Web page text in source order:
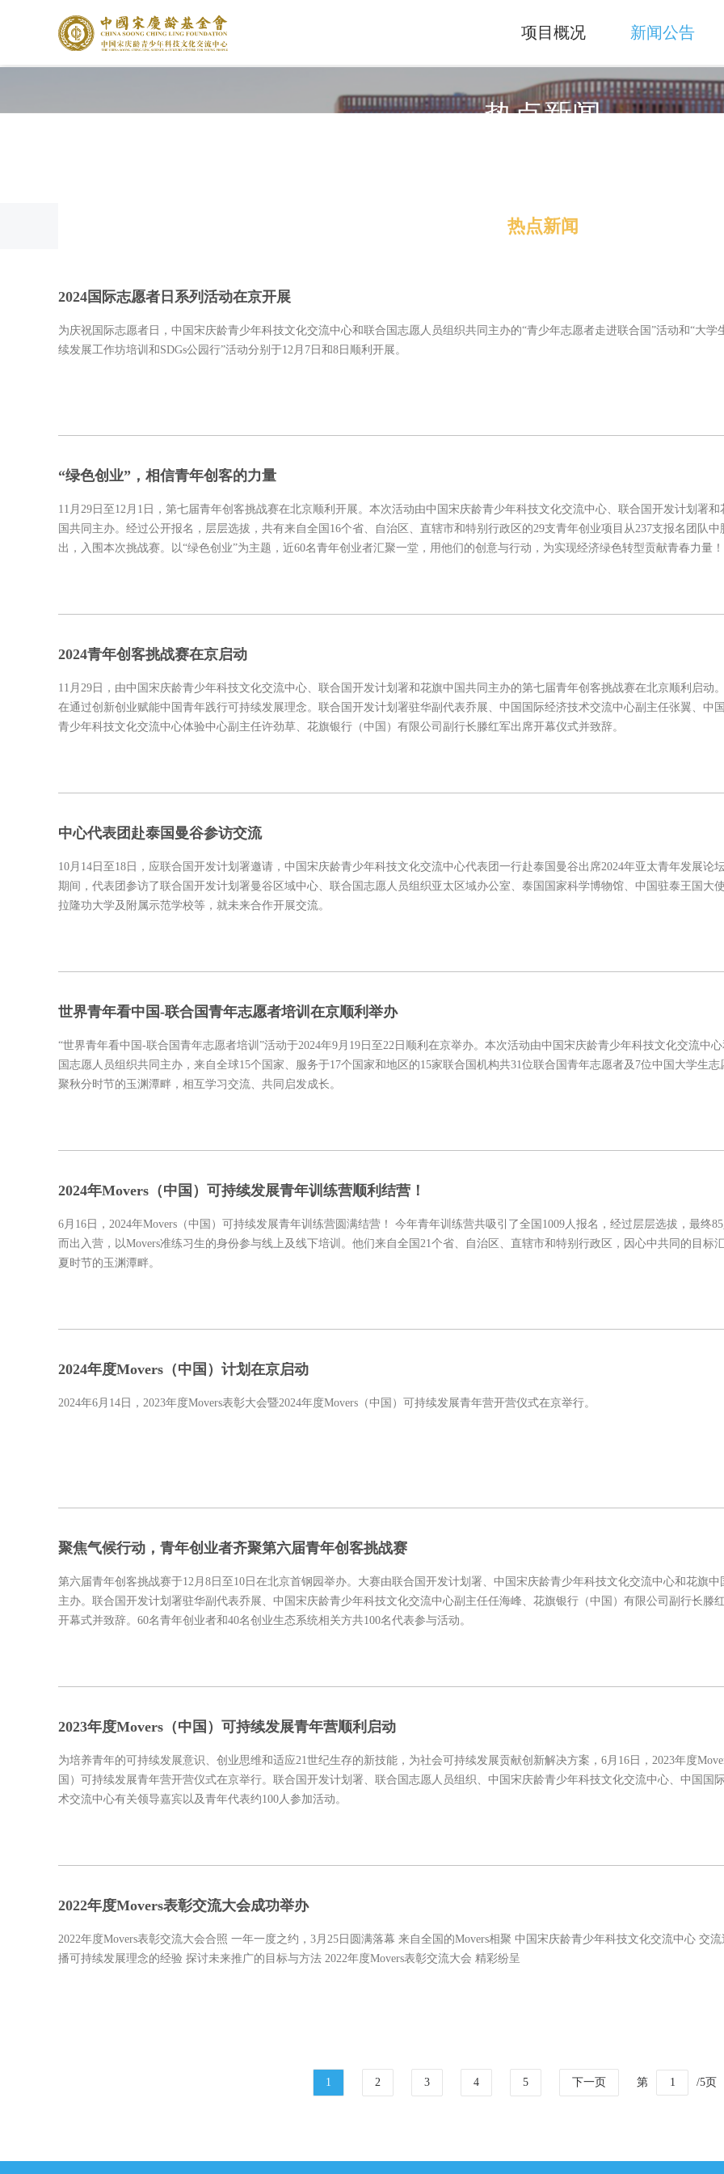
项目概况 新闻公告
热点新闻
热点新闻
2024国际志愿者日系列活动在京开展
为庆祝国际志愿者日，中国宋庆龄青少年科技文化交流中心和联合国志愿人员组织共同主办的“青少年志愿者走进联合国”活动和“大学
续发展工作坊培训和SDGs公园行”活动分别于12月7日和8日顺利开展。
“绿色创业”，相信青年创客的力量
11月29日至12月1日，第七届青年创客挑战赛在北京顺利开展。本次活动由中国宋庆龄青少年科技文化交流中心、联合国开发计划署和
国共同主办。经过公开报名，层层选拔，共有来自全国16个省、自治区、直辖市和特别行政区的29支青年创业项目从237支报名团队中
出，入围本次挑战赛。以“绿色创业”为主题，近60名青年创业者汇聚一堂，用他们的创意与行动，为实现经济绿色转型贡献青春力量！
2024青年创客挑战赛在京启动
11月29日，由中国宋庆龄青少年科技文化交流中心、联合国开发计划署和花旗中国共同主办的第七届青年创客挑战赛在北京顺利启动
在通过创新创业赋能中国青年践行可持续发展理念。联合国开发计划署驻华副代表乔展、中国国际经济技术交流中心副主任张翼、中
青少年科技文化交流中心体验中心副主任许劲草、花旗银行（中国）有限公司副行长滕红军出席开幕仪式并致辞。
中心代表团赴泰国曼谷参访交流
10月14日至18日，应联合国开发计划署邀请，中国宋庆龄青少年科技文化交流中心代表团一行赴泰国曼谷出席2024年亚太青年发展论
期间，代表团参访了联合国开发计划署曼谷区域中心、联合国志愿人员组织亚太区域办公室、泰国国家科学博物馆、中国驻泰王国大
拉隆功大学及附属示范学校等，就未来合作开展交流。
世界青年看中国-联合国青年志愿者培训在京顺利举办
“世界青年看中国-联合国青年志愿者培训”活动于2024年9月19日至22日顺利在京举办。本次活动由中国宋庆龄青少年科技文化交流中
国志愿人员组织共同主办，来自全球15个国家、服务于17个国家和地区的15家联合国机构共31位联合国青年志愿者及7位中国大学生志
聚秋分时节的玉渊潭畔，相互学习交流、共同启发成长。
2024年Movers（中国）可持续发展青年训练营顺利结营！
6月16日，2024年Movers（中国）可持续发展青年训练营圆满结营！ 今年青年训练营共吸引了全国1009人报名，经过层层选拔，最终85人脱颖
而出入营，以Movers准练习生的身份参与线上及线下培训。他们来自全国21个省、自治区、直辖市和特别行政区，因心中共同的目标
夏时节的玉渊潭畔。
2024年度Movers（中国）计划在京启动
2024年6月14日，2023年度Movers表彰大会暨2024年度Movers（中国）可持续发展青年营开营仪式在京举行。
聚焦气候行动，青年创业者齐聚第六届青年创客挑战赛
第六届青年创客挑战赛于12月8日至10日在北京首钢园举办。大赛由联合国开发计划署、中国宋庆龄青少年科技文化交流中心和花旗中
主办。联合国开发计划署驻华副代表乔展、中国宋庆龄青少年科技文化交流中心副主任任海峰、花旗银行（中国）有限公司副行长滕
开幕式并致辞。60名青年创业者和40名创业生态系统相关方共100名代表参与活动。
2023年度Movers（中国）可持续发展青年营顺利启动
为培养青年的可持续发展意识、创业思维和适应21世纪生存的新技能，为社会可持续发展贡献创新解决方案，6月16日，2023年度
国）可持续发展青年营开营仪式在京举行。联合国开发计划署、联合国志愿人员组织、中国宋庆龄青少年科技文化交流中心、中国国
术交流中心有关领导嘉宾以及青年代表约100人参加活动。
2022年度Movers表彰交流大会成功举办
2022年度Movers表彰交流大会合照 一年一度之约，3月25日圆满落幕 来自全国的Movers相聚 中国宋庆龄青少年科技文化交流中心 交
播可持续发展理念的经验 探讨未来推广的目标与方法 2022年度Movers表彰交流大会 精彩纷呈
1 2 3 4 5 下一页 第 /5页